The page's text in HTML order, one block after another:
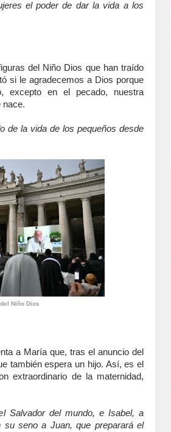
el poder de dar la vida a los
del Niño Dios que han traído
si le agradecemos a Dios porque
excepto en el pecado, nuestra
nace.
de la vida de los pequeños desde
Niño Dios
a María que, tras el anuncio del
también espera un hijo. Así, es el
extraordinario de la maternidad,
Salvador del mundo, e Isabel, a
seno a Juan, que preparará el